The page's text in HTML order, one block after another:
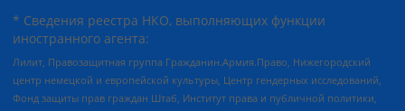
* Сведения реестра НКО, выполняющих функции
иностранного агента:
Лилит, Правозащитная группа Гражданин.Армия.Право, Нижегородский
центр немецкой и европейской культуры, Центр гендерных исследований,
Фонд защиты прав граждан Штаб, Институт права и публичной политики,